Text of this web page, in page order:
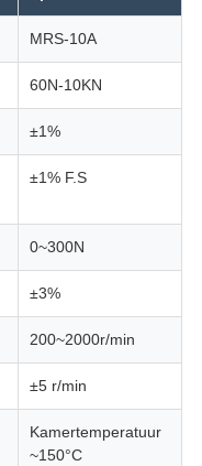
MRS-10A
60N-10KN
±1%
±1% F.S
0~300N
±3%
200~2000r/min
±5 r/min
Kamertemperatuur
~150°C